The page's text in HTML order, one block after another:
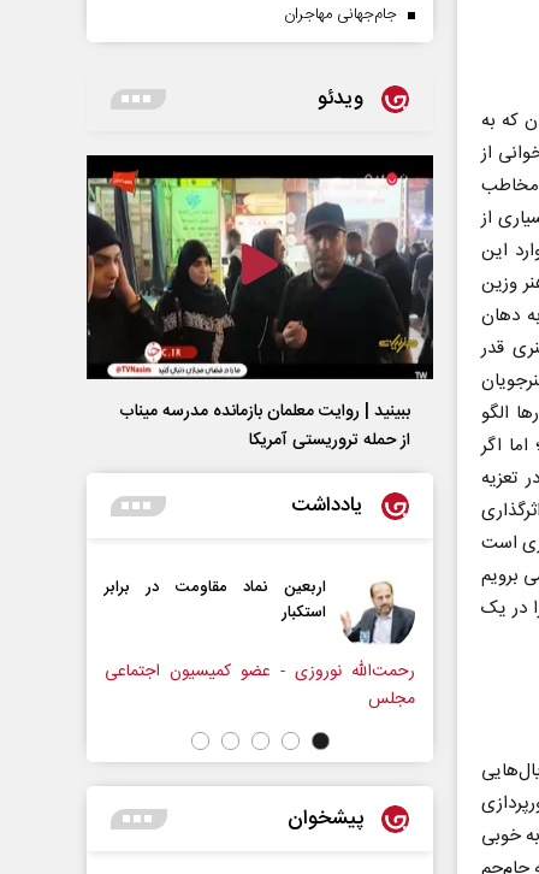
که به
از
مخاطب
از
این
وزین
دهان
قدر
الگو
اگر
تعزیه
است
برویم
در یک
خوبی
جام‌جهانی مهاجران
ویدئو
ببینید | روایت معلمان بازمانده مدرسه میناب
از حمله تروریستی آمریکا
یادداشت
نماد مقاومت در برابر
- عضو کمیسیون اجتماعی
از باتلاق انرژی تا بن‌بست
رضا سپهوند - سخنگوی کمیسیون انرژی
پیشخوان